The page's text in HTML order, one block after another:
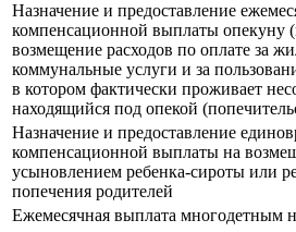
Назначение и предоставление
компенсационной выплаты опекуну
возмещение расходов по оплате за
коммунальные услуги и за
в котором фактически проживает
находящийся под опекой
Назначение и предоставление
компенсационной выплаты на
усыновлением ребенка-сироты или
попечения родителей
Ежемесячная выплата многодетным